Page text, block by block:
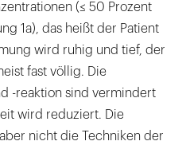
(≤ 50 Prozent
1a), das heißt der Patient
wird ruhig und tief, der
fast völlig. Die
-reaktion sind vermindert
wird reduziert. Die
nicht die Techniken der